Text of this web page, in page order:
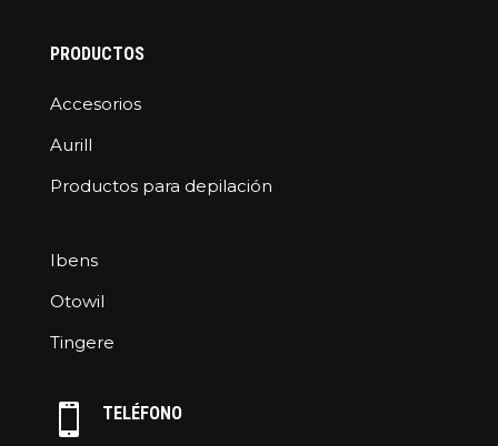
PRODUCTOS
Accesorios
Aurill
Productos para depilación
Ibens
Otowil
Tingere

TELÉFONO